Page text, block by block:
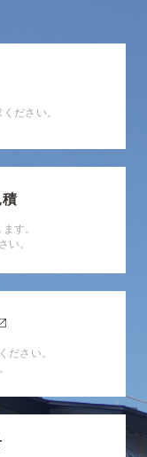
ださい。
す。
い。
ださい。